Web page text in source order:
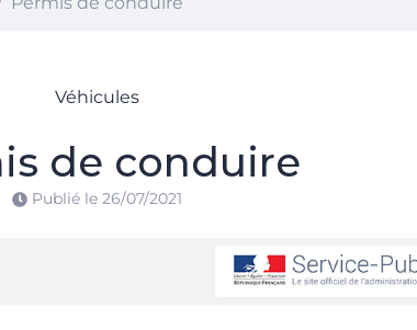
Véhicules
de conduire
Publié le 26/07/2021